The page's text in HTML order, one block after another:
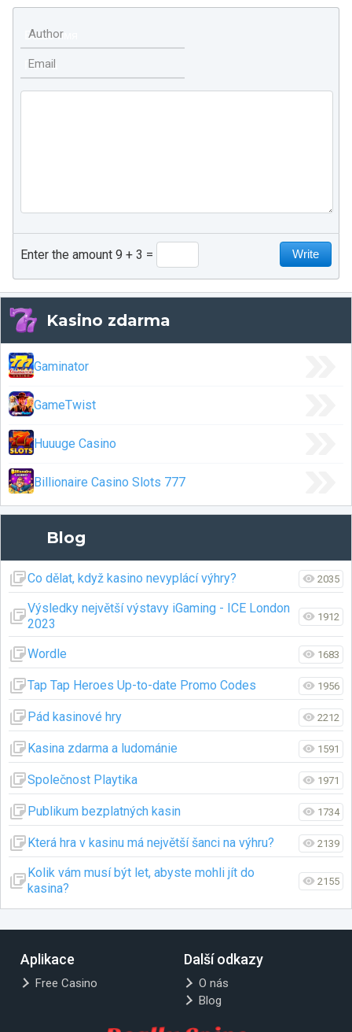
Author
Email
Enter the amount 9 + 3
Kasino zdarma
Gaminator
GameTwist
Huuuge Casino
Billionaire Casino Slots 777
Blog
Co dělat, když kasino nevyplácí výhry? 2035
Výsledky největší výstavy iGaming - ICE London
2023
1912
Wordle 1683
Tap Tap Heroes Up-to-date Promo Codes 1956
Pád kasinové hry 2212
Kasina zdarma a ludománie 1591
Společnost Playtika 1971
Publikum bezplatných kasin 1734
Která hra v kasinu má největší šanci na výhru? 2139
Kolik vám musí být let, abyste mohli jít do
kasina?
2155
Aplikace
Free Casino
Další odkazy
O nás
Blog